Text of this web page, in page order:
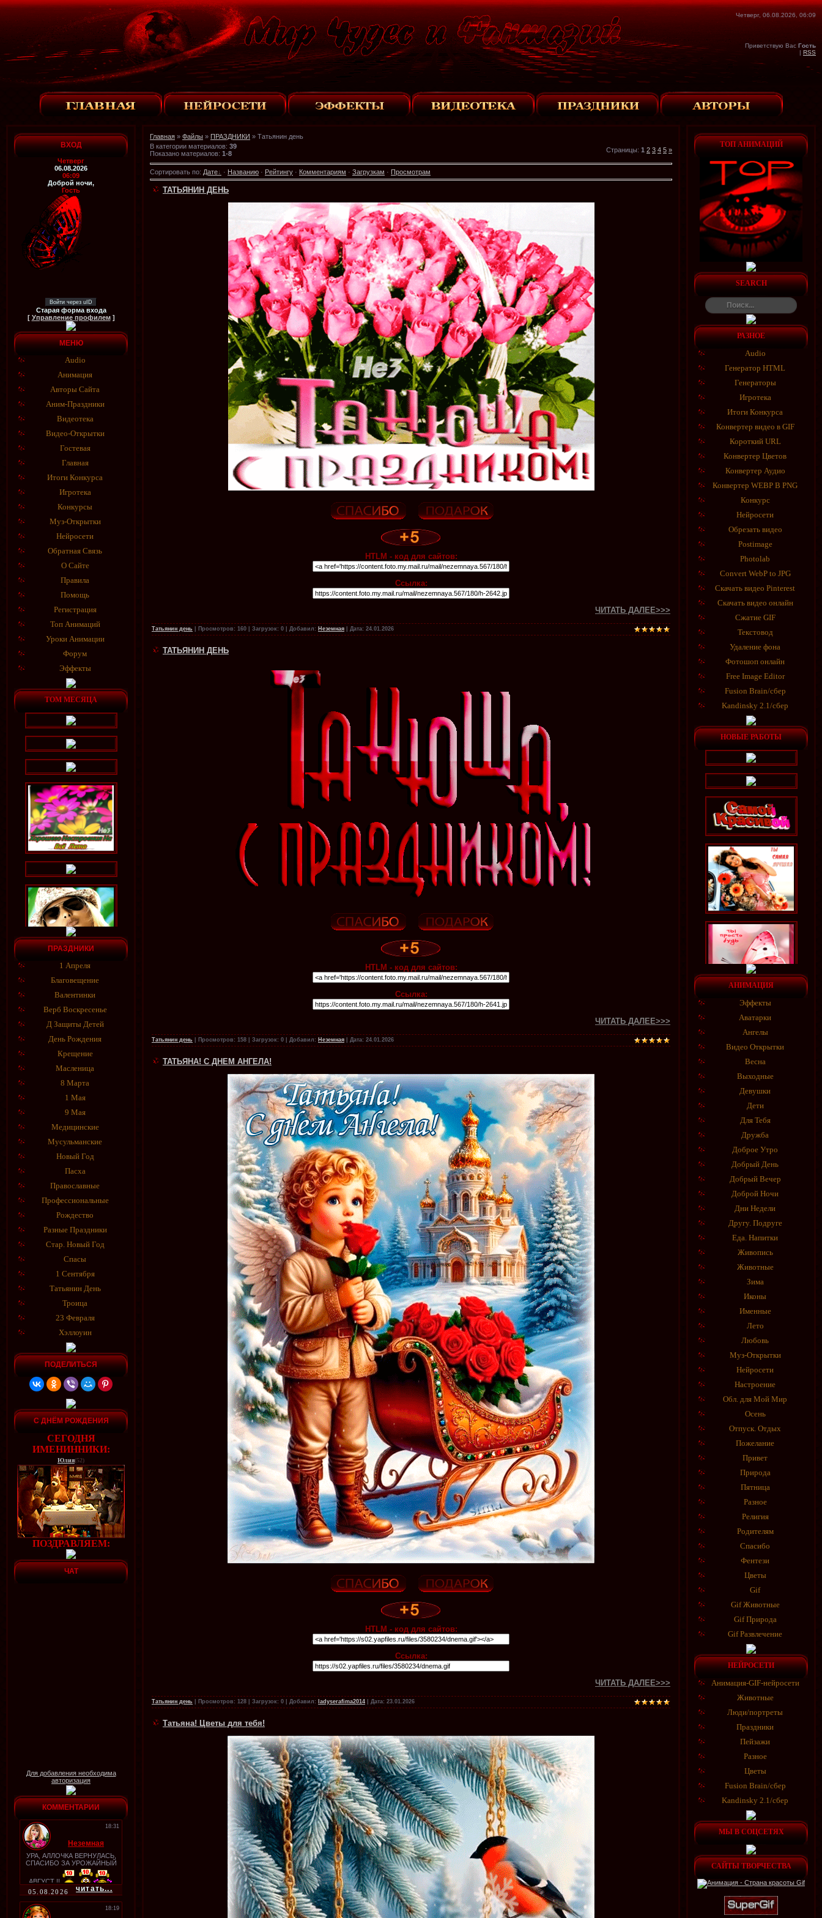
Четверг, 06.08.2026, 06:09
Приветствую Вас Гость
| RSS
ВХОД
Четверг
06.08.2026
06:09
Доброй ночи,
Гость
Войти через uID
Старая форма входа
[ Управление профилем]
МЕНЮ
Audio
Анимация
Авторы Сайта
Аним-Праздники
Видеотека
Видео-Открытки
Гостевая
Главная
Итоги Конкурса
Игротека
Конкурсы
Муз-Открытки
Нейросети
Обратная Связь
О Сайте
Правила
Помощь
Регистрация
Топ Анимаций
Уроки Анимации
Форум
Эффекты
ТОМ МЕСЯЦА
ПРАЗДНИКИ
1 Апреля
Благовещение
Валентинки
Верб Воскресенье
Д Защиты Детей
День Рождения
Крещение
Масленица
8 Марта
1 Мая
9 Мая
Медицинские
Мусульманские
Новый Год
Пасха
Православные
Профессиональные
Рождество
Разные Праздники
Стар. Новый Год
Спасы
1 Сентября
Татьянин День
Троица
23 Февраля
Хэллоуин
ПОДЕЛИТЬСЯ
С ДНЁМ РОЖДЕНИЯ
СЕГОДНЯ
ИМЕНИННИКИ:
Юлия(52)
ПОЗДРАВЛЯЕМ:
ЧАТ
Для добавления необходима
авторизация
КОММЕНТАРИИ
18:31
Неземная
УРА, АЛЛОЧКА ВЕРНУЛАСЬ,
СПАСИБО ЗА УРОЖАЙНЫЙ
АВГУСТ !!
05.08.2026 читать...
18:19
Главная » Файлы » ПРАЗДНИКИ » Татьянин день
В категории материалов: 39
Показано материалов: 1-8 Страницы: 1 2 3 4 5 »
Сортировать по: Дате · Названию · Рейтингу · Комментариям · Загрузкам · Просмотрам
ТАТЬЯНИН ДЕНЬ
HTLM - код для сайтов:
Ссылка:
ЧИТАТЬ ДАЛЕЕ>>>
Татьянин день Просмотров: 160 Загрузок: 0 Добавил: Неземная Дата: 24.01.2026
ТАТЬЯНИН ДЕНЬ
HTLM - код для сайтов:
Ссылка:
ЧИТАТЬ ДАЛЕЕ>>>
Татьянин день Просмотров: 158 Загрузок: 0 Добавил: Неземная Дата: 24.01.2026
ТАТЬЯНА! С ДНЕМ АНГЕЛА!
HTLM - код для сайтов:
Ссылка:
ЧИТАТЬ ДАЛЕЕ>>>
Татьянин день Просмотров: 128 Загрузок: 0 Добавил: ladyserafima2014 Дата: 23.01.2026
Татьяна! Цветы для тебя!
ТОП АНИМАЦИЙ
SEARCH
РАЗНОЕ
Audio
Генератор HTML
Генераторы
Игротека
Итоги Конкурса
Конвертер видео в GIF
Короткий URL
Конвертер Цветов
Конвертер Аудио
Конвертер WEBP В PNG
Конкурс
Нейросети
Обрезать видео
Postimage
Photolab
Convert WebP to JPG
Скачать видео Pinterest
Скачать видео онлайн
Сжатие GIF
Текстовод
Удаление фона
Фотошоп онлайн
Free Image Editor
Fusion Brain/сбер
Kandinsky 2.1/сбер
НОВЫЕ РАБОТЫ
АНИМАЦИЯ
Эффекты
Аватарки
Ангелы
Видео Открытки
Весна
Выходные
Девушки
Дети
Для Тебя
Дружба
Доброе Утро
Добрый День
Добрый Вечер
Доброй Ночи
Дни Недели
Другу. Подруге
Еда. Напитки
Живопись
Животные
Зима
Иконы
Именные
Лето
Любовь
Муз-Открытки
Нейросети
Настроение
Обл. для Мой Мир
Осень
Отпуск. Отдых
Пожелание
Привет
Природа
Пятница
Разное
Религия
Родителям
Спасибо
Фентези
Цветы
Gif
Gif Животные
Gif Природа
Gif Развлечение
НЕЙРОСЕТИ
Анимация-GIF-нейросети
Животные
Люди/портреты
Праздники
Пейзажи
Разное
Цветы
Fusion Brain/сбер
Kandinsky 2.1/сбер
МЫ В СОЦСЕТЯХ
САЙТЫ ТВОРЧЕСТВА